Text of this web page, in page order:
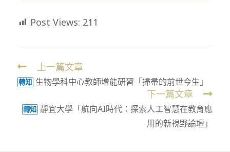
Post Views: 211
Read
more
上一篇文章
轉知 生物學科中心教師增能研習「掃帚的前世今生」
下一篇文章
轉知 靜宜大學「航向AI時代：探索人工智慧在教育應
用的新視野論壇」